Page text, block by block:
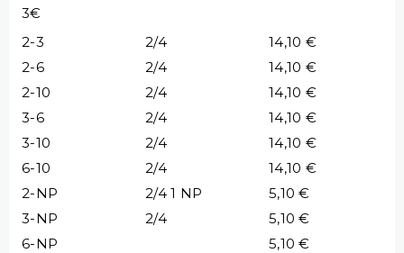
3€
2-3
2/4
14,10 €
2-6
2/4
14,10 €
2-10
2/4
14,10 €
3-6
2/4
14,10 €
3-10
2/4
14,10 €
6-10
2/4
14,10 €
2-NP
2/4 1 NP
5,10 €
3-NP
2/4
5,10 €
6-NP
5,10 €